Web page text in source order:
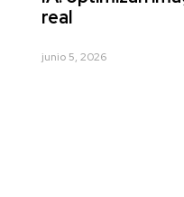
real
junio 5, 2026